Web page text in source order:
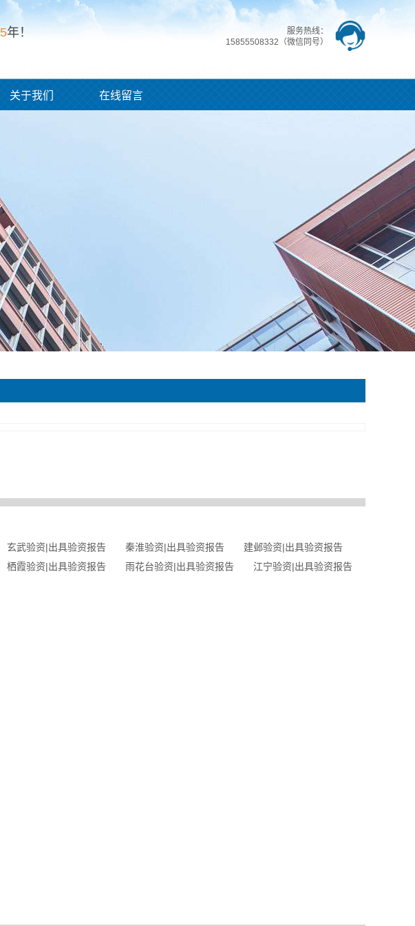
5年！
服务热线：
15855508332（微信同号）
关于我们 在线留言
玄武验资|出具验资报告 秦淮验资|出具验资报告
建邺验资|出具验资报告
栖霞验资|出具验资报告 雨花台验资|出具验资报告 江宁验资|出具验资报告